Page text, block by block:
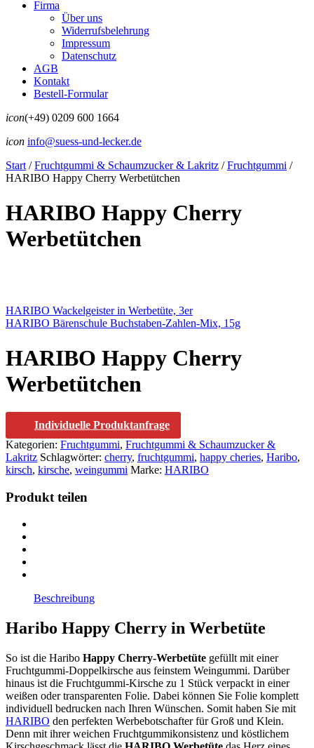
Firma
Über uns
Widerrufsbelehrung
Impressum
Datenschutz
AGB
Kontakt
Bestell-Formular
icon(+49) 0209 600 1664
icon info@suess-und-lecker.de
Start / Fruchtgummi & Schaumzucker & Lakritz / Fruchtgummi /
HARIBO Happy Cherry Werbetütchen
HARIBO Happy Cherry
Werbetütchen
HARIBO Wackelgeister in Werbetüte, 3er
HARIBO Bärenschule Buchstaben-Zahlen-Mix, 15g
HARIBO Happy Cherry
Werbetütchen
Individuelle Produktanfrage
Kategorien: Fruchtgummi, Fruchtgummi & Schaumzucker &
Lakritz Schlagwörter: cherry, fruchtgummi, happy cheries, Haribo,
kirsch, kirsche, weingummi Marke: HARIBO
Produkt teilen
Beschreibung
Haribo Happy Cherry in Werbetüte
So ist die Haribo Happy Cherry-Werbetüte gefüllt mit einer
Fruchtgummi-Doppelkirsche aus feinstem Weingummi. Darüber
hinaus ist die Fruchtgummi-Kirsche zu 1 Stück verpackt in einer
weißen oder transparenten Folie. Dabei können Sie Folie komplett
individuell bedrucken nach Ihren Wünschen. Somit haben Sie mit
HARIBO den perfekten Werbebotschafter für Groß und Klein.
Denn mit ihrer weichen Fruchtgummikonsistenz und köstlichem